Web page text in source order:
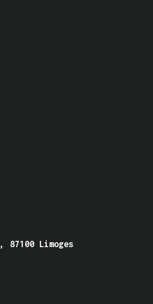
,
87100 Limoges